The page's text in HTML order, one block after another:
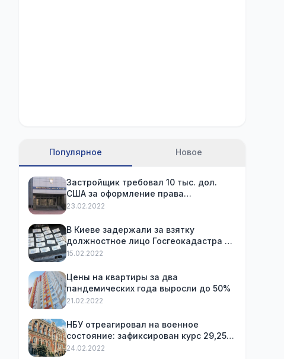
Популярное Новое
Застройщик требовал 10 тыс. дол.
США за оформление права
собственности на уже купленную
23.02.2022
В Киеве задержали за взятку
должностное лицо Госгеокадастра и
посредника
15.02.2022
Цены на квартиры за два
пандемических года выросли до 50%
21.02.2022
НБУ отреагировал на военное
состояние: зафиксирован курс 29,25
грн за доллар и ограничил снятие
24.02.2022